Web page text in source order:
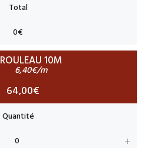
ROULEAU 10M
6,40€/m
64,00€